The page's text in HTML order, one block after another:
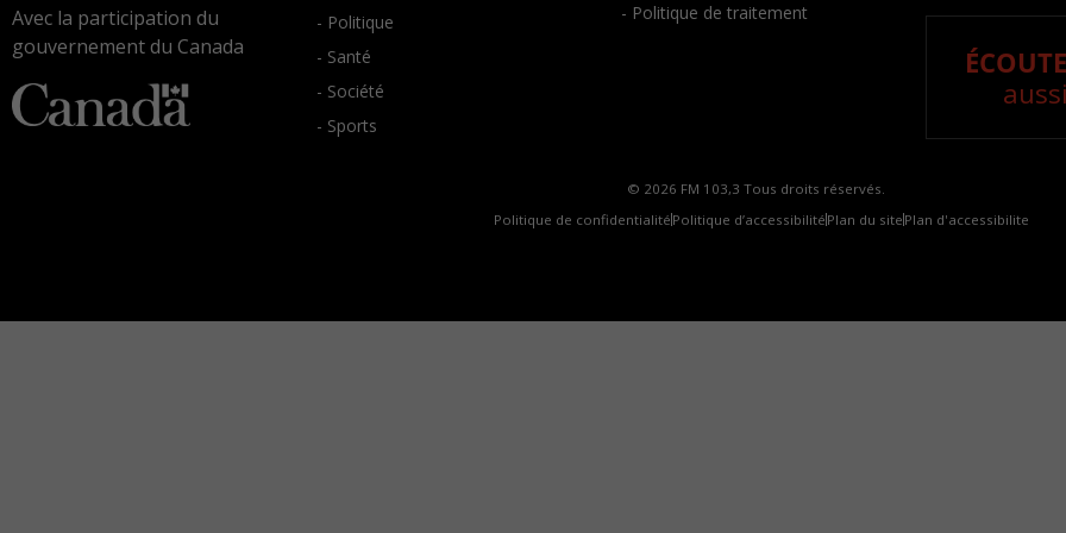
Avec la participation du
gouvernement du Canada
- Politique
- Santé
- Société
- Sports
- Politique de traitement
© 2026 FM 103,3 Tous droits réservés.
Politique de confidentialité Politique d’accessibilité Plan du site Plan d'accessibilite